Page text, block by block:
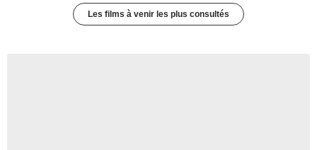
Les films à venir les plus consultés